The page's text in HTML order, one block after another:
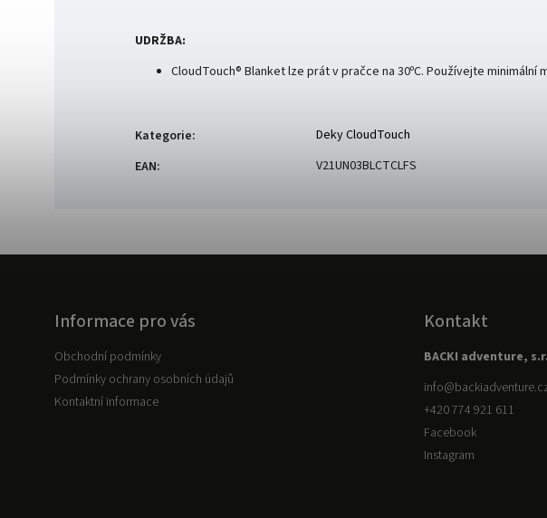
UDRŽBA:
CloudTouch® Blanket lze prát v pračce na 30ºC. Používejte
Kategorie:
Deky CloudTouch
EAN: V21UN03BLCTCLFS
Informace pro vás
Obchodní podmínky
Podmínky ochrany osobních údajů
Kontaktní informace
Kontakt
BACKI adventure,
info@
+420 774 921 611
Facebook
Instagram